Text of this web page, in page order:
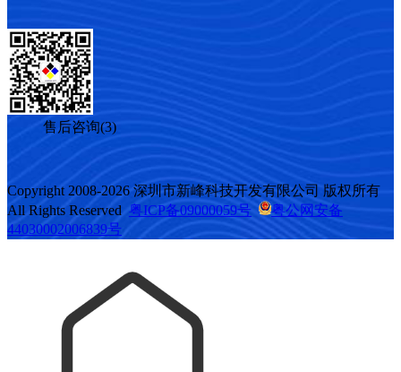
售后咨询(3)
Copyright 2008-2026 深圳市新峰科技开发有限公司 版权所有
All Rights Reserved 粤ICP备09000059号
粤公网安备
44030002006839号